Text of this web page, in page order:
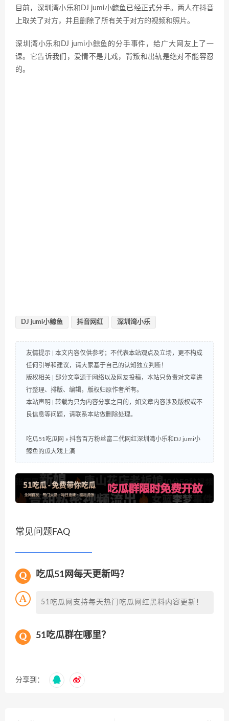
目前，深圳湾小乐和DJ jumi小鲸鱼已经正式分手。两人在抖音
上取关了对方，并且删除了所有关于对方的视频和照片。
深圳湾小乐和DJ jumi小鲸鱼的分手事件，给广大网友上了一
课。它告诉我们，爱情不是儿戏，背叛和出轨是绝对不能容忍
的。
DJ jumi小鲸鱼 抖音网红 深圳湾小乐
友情提示 | 本文内容仅供参考；不代表本站观点及立场，更不构成
任何引导和建议，请大家基于自己的认知独立判断！
版权相关 | 部分文章源于网络以及网友投稿，本站只负责对文章进
行整理、排版、编辑，版权归原作者所有。
本站声明 | 转载为只为内容分享之目的，如文章内容涉及版权或不
良信息等问题，请联系本站做删除处理。
吃瓜51吃瓜网 » 抖音百万粉丝富二代网红深圳湾小乐和DJ jumi小
鲸鱼的瓜大戏上演
常见问题FAQ
吃瓜51网每天更新吗？
51吃瓜网支持每天热门吃瓜网红黑料内容更新！
51吃瓜群在哪里？
分享到：